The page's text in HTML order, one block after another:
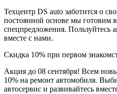
Техцентр DS auto заботится о
постоянной основе мы готовим
спецпредложения. Пользуйтесь
вместе с нами.
Скидка 10% при первом
Акция до 08 сентября! Всем
10% на ремонт автомобиля.
автосервис и развивайтесь